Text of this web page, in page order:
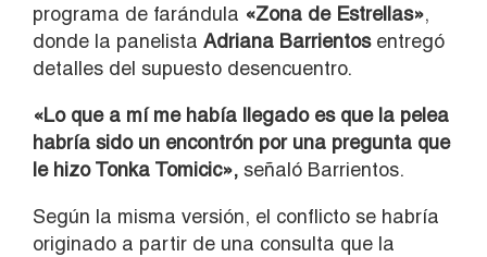
programa de farándula «Zona de Estrellas»,
donde la panelista Adriana Barrientosentregó
detalles del supuesto desencuentro.
«Lo que a mí me había llegado es que la pelea
habría sido un encontrón por una pregunta que
le hizo Tonka Tomicic», señaló Barrientos.
Según la misma versión, el conflicto se habría
originado a partir de una consulta que la